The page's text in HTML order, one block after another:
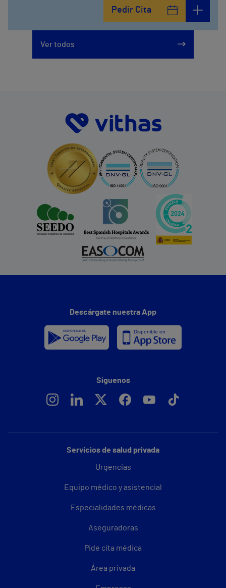
Pedir Cita
Ver todos
Servicios de salud privada
Urgencias
Equipo médico y asistencial
Especialidades médicas
Aseguradoras
Pide cita médica
Área privada
Descárgate nuestra App
Síguenos